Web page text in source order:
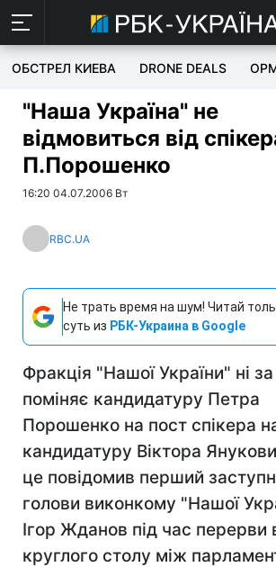
ОБСТРЕЛ КИЕВА DRONE DEALS
"Наша Україна" не
відмовиться від
П.Порошенко
16:20 04.07.2006 Вт
RBC.UA
Не трать время на шум! Читай
суть из РБК-Украина в Google
Фракція "Нашої України" ні
поміняє кандидатуру Петра
Порошенко на пост спікера
кандидатуру Віктора
це повідомив перший
голови виконкому "Нашої
Ігор Жданов під час перерви
круглого столу між